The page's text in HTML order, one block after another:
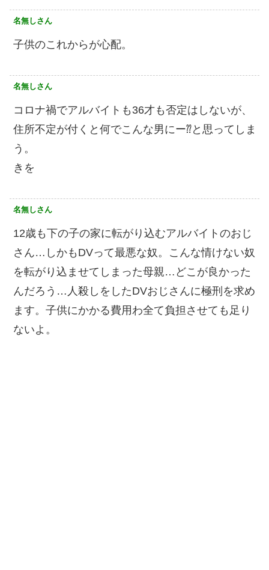
名無しさん
子供のこれからが心配。
名無しさん
コロナ禍でアルバイトも36才も否定はしないが、
住所不定が付くと何でこんな男にー⁇と思ってしま
う。
きを
名無しさん
12歳も下の子の家に転がり込むアルバイトのおじ
さん…しかもDVって最悪な奴。こんな情けない奴
を転がり込ませてしまった母親…どこが良かった
んだろう…人殺しをしたDVおじさんに極刑を求め
ます。子供にかかる費用わ全て負担させても足り
ないよ。